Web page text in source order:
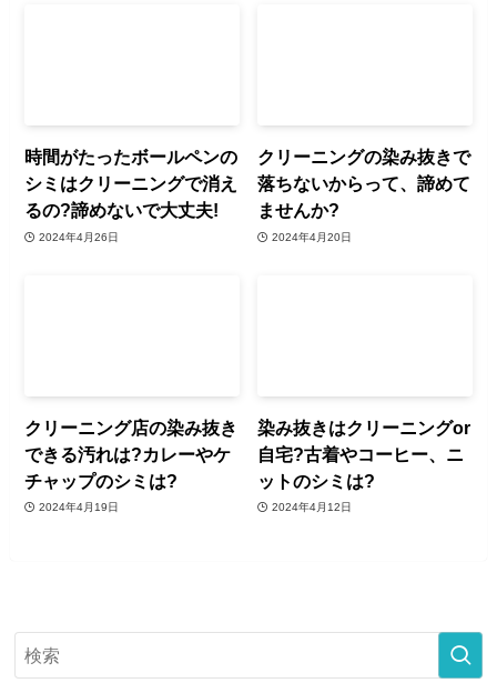
時間がたったボールペンの
シミはクリーニングで消え
るの?諦めないで大丈夫!
2024年4月26日
クリーニングの染み抜きで
落ちないからって、諦めて
ませんか?
2024年4月20日
クリーニング店の染み抜き
できる汚れは?カレーやケ
チャップのシミは?
2024年4月19日
染み抜きはクリーニングor
自宅?古着やコーヒー、ニ
ットのシミは?
2024年4月12日